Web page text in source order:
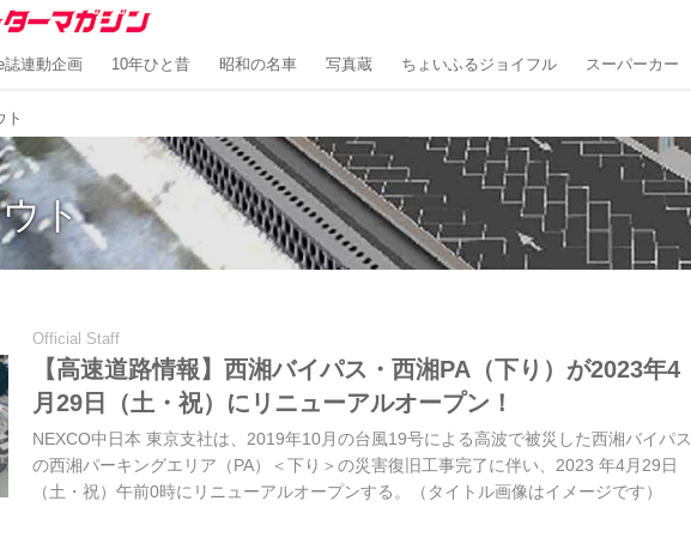
誌連動企画 10年ひと昔 昭和の名車 写真蔵 ちょいふるジョイフル スーパーカー
ト
ト
Official Staff
【高速道路情報】西湘バイパス・西湘PA（下り）が2023年4
月29日（土・祝）にリニューアルオープン！
NEXCO中日本 東京支社は、2019年10月の台風19号による高波で被災した西湘バイパス
の西湘パーキングエリア（PA）＜下り＞の災害復旧工事完了に伴い、2023 年4月29日
（土・祝）午前0時にリニューアルオープンする。（タイトル画像はイメージです）